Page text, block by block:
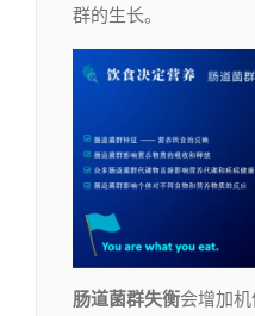
群的生长。
肠道菌群失衡会增加